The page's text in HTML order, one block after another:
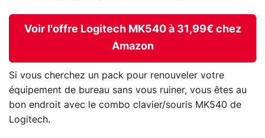
Voir l'offre Logitech MK540 à 31,99€ chez
Amazon
Si vous cherchez un pack pour renouveler votre
équipement de bureau sans vous ruiner, vous êtes au
bon endroit avec le combo clavier/souris MK540 de
Logitech.